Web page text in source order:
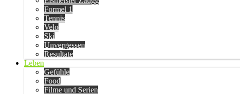
Formel 1
Tennis
Velo
Ski
Unvergessen
Resultate
Leben
Gefühle
Food
Filme und Serien